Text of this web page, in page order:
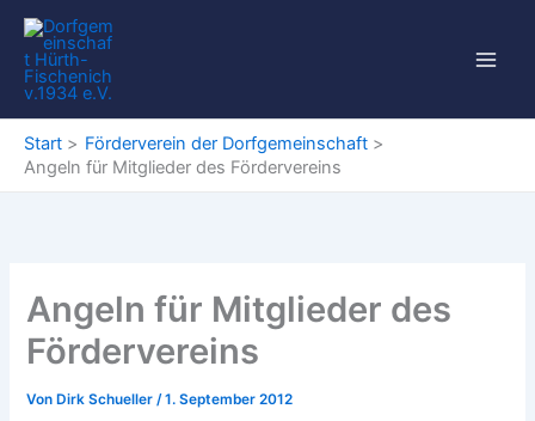
Zum
Inhalt
springen
Start
Förderverein der Dorfgemeinschaft
Angeln für Mitglieder des Fördervereins
Angeln für Mitglieder des
Fördervereins
Von Dirk Schueller/1. September 2012